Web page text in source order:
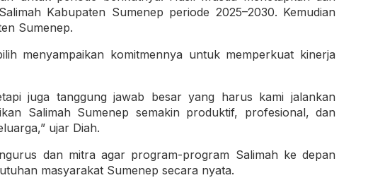
Kabupaten Sumenep periode 2025–2030. Kemudian
Sumenep.
menyampaikan komitmennya untuk memperkuat kinerja
juga tanggung jawab besar yang harus kami jalankan
Salimah Sumenep semakin produktif, profesional, dan
ujar Diah.
dan mitra agar program-program Salimah ke depan
masyarakat Sumenep secara nyata.